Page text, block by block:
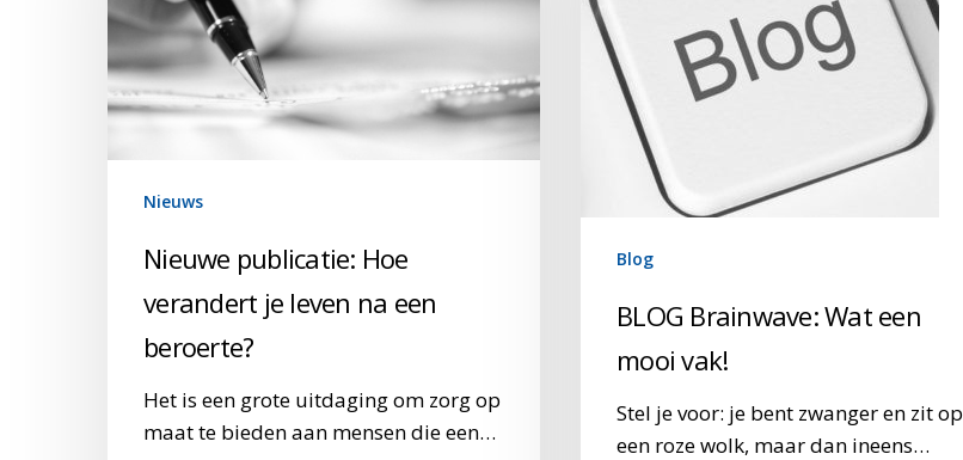
je
leven
na
een
Nieuws
Nieuwe publicatie: Hoe
verandert je leven na een
beroerte?
Het is een grote uitdaging om zorg op
maat te bieden aan mensen die een…
mooi
vak!
Blog
BLOG Brainwave: Wat een
mooi vak!
Stel je voor: je bent zwanger en zit op
een roze wolk, maar dan ineens…